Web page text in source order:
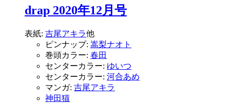
drap 2020年12月号
表紙: 吉尾アキラ他
ピンナップ: 嵩梨ナオト
巻頭カラー: 春田
センターカラー: ゆいつ
センターカラー: 河合あめ
マンガ: 吉尾アキラ
神田猫